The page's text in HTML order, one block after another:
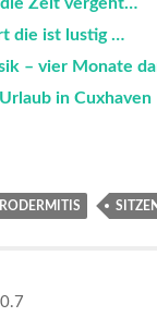
die ist lustig …
– vier Monate
in Cuxhaven
SITZEN